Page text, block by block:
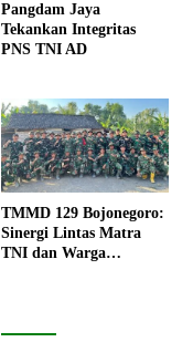
Pangdam Jaya
Tekankan Integritas
PNS TNI AD
TMMD 129 Bojonegoro:
Sinergi Lintas Matra
TNI dan Warga